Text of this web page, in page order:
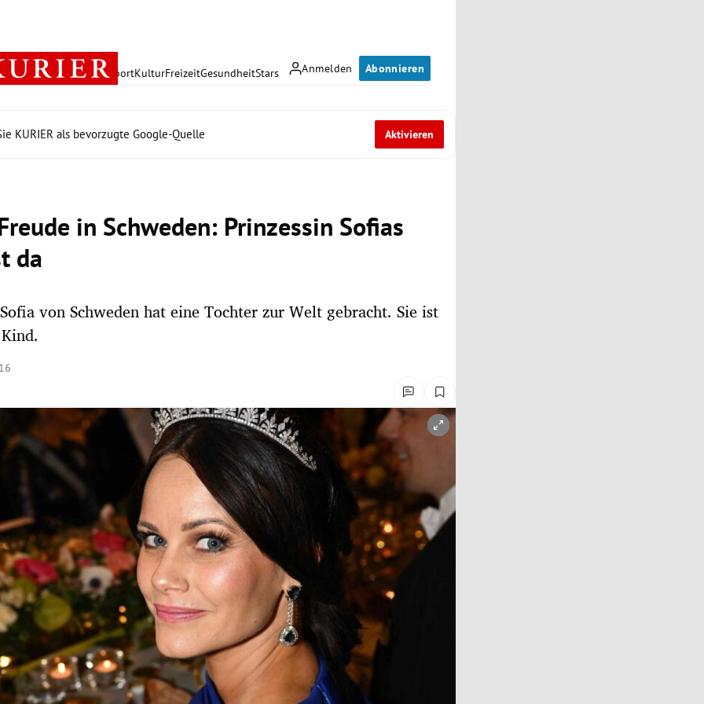
Anmelden Abonnieren
PolitikWirtschaft SportKulturFreizeitGesundheitStars
KURIER als bevorzugte Google-Quelle Aktivieren
in Schweden: Prinzessin Sofias
da
von Schweden hat eine Tochter zur Welt gebracht. Sie ist
öffnen/schließen